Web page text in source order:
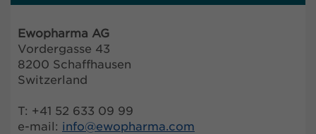
Ewopharma AG
Vordergasse 43
8200 Schaffhausen
Switzerland
T: +41 52 633 09 99
e-mail: info@ewopharma.com